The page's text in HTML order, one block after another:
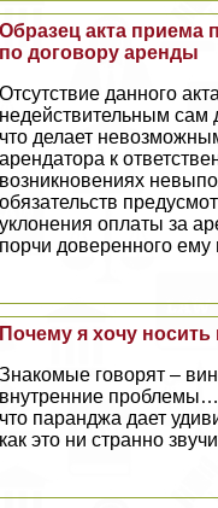
Образец акта приема
по договору аренды
Отсутствие данного
недействительным сам
что делает
арендатора к
возникновениях
обязательств
уклонения оплаты за
порчи доверенного
Почему я хочу носить
Знакомые говорят –
внутренние
что паранджа дает
как это ни странно